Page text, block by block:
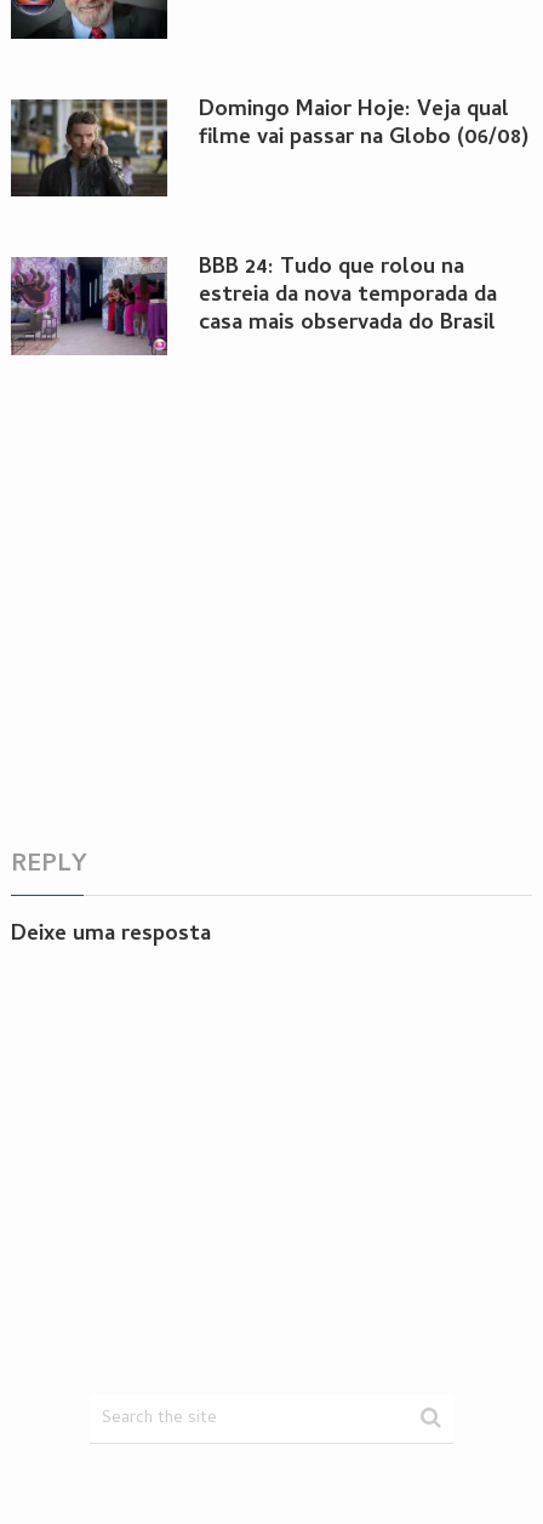
Domingo Maior Hoje: Veja qual
filme vai passar na Globo (06/08)
BBB 24: Tudo que rolou na
estreia da nova temporada da
casa mais observada do Brasil
REPLY
Deixe uma resposta